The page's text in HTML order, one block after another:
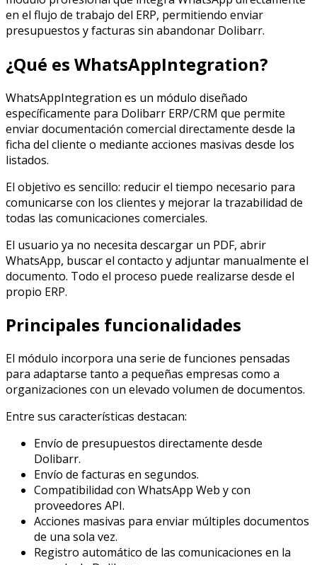
en el flujo de trabajo del ERP, permitiendo enviar
presupuestos y facturas sin abandonar Dolibarr.
¿Qué es WhatsAppIntegration?
WhatsAppIntegration es un módulo diseñado
específicamente para Dolibarr ERP/CRM que permite
enviar documentación comercial directamente desde la
ficha del cliente o mediante acciones masivas desde los
listados.
El objetivo es sencillo: reducir el tiempo necesario para
comunicarse con los clientes y mejorar la trazabilidad de
todas las comunicaciones comerciales.
El usuario ya no necesita descargar un PDF, abrir
WhatsApp, buscar el contacto y adjuntar manualmente el
documento. Todo el proceso puede realizarse desde el
propio ERP.
Principales funcionalidades
El módulo incorpora una serie de funciones pensadas
para adaptarse tanto a pequeñas empresas como a
organizaciones con un elevado volumen de documentos.
Entre sus características destacan:
Envío de presupuestos directamente desde
Dolibarr.
Envío de facturas en segundos.
Compatibilidad con WhatsApp Web y con
proveedores API.
Acciones masivas para enviar múltiples documentos
de una sola vez.
Registro automático de las comunicaciones en la